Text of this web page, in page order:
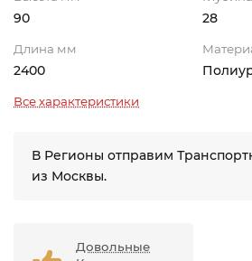
90 28
Длина мм
2400
Все характеристики
В Регионы отправим
из Москвы.
Довольные